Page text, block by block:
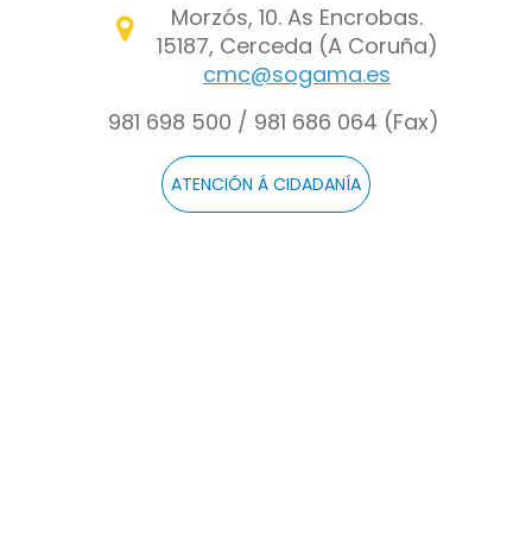
Morzós, 10. As Encrobas.
15187, Cerceda (A Coruña)
cmc@sogama.es
981 698 500 / 981 686 064 (Fax)
ATENCIÓN Á CIDADANÍA